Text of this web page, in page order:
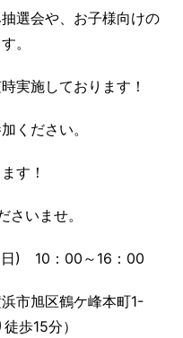
選会や、お子様向けの
。
実施しております！
ください。
す！
いませ。
日) 10：00～16：00
市旭区鶴ケ峰本町1-
歩15分）